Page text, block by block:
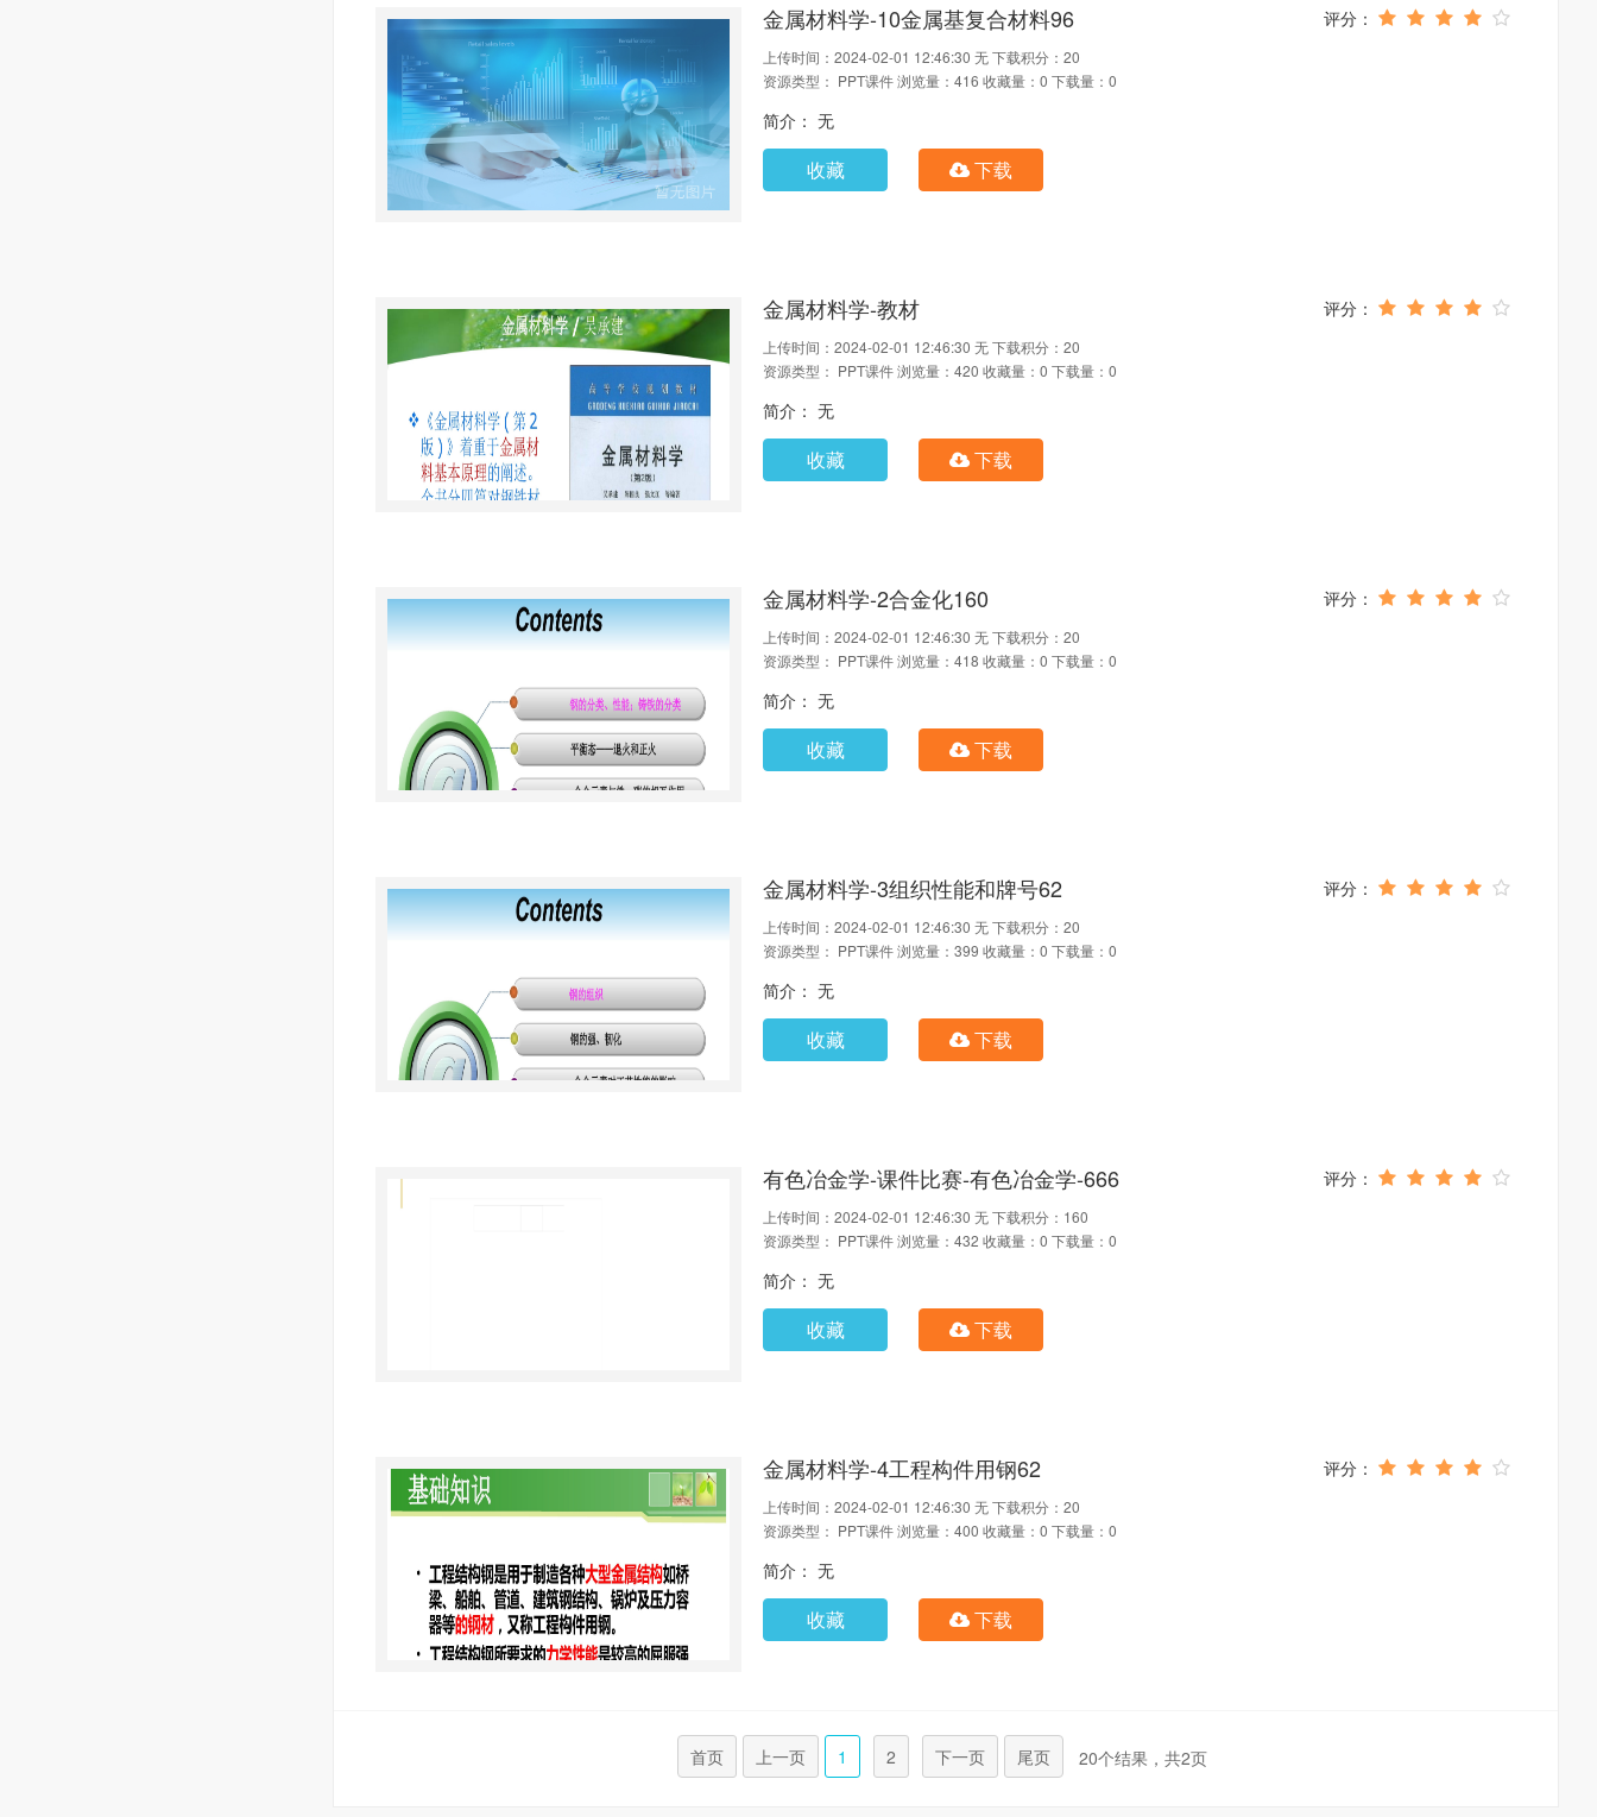
金属材料学-10金属基复合材料96
上传时间：2024-02-01 12:46:30 无下载积分：20
资源类型： PPT课件浏览量：416 收藏量：0 下载量：0
简介： 无
收藏 下载
金属材料学-教材
上传时间：2024-02-01 12:46:30 无下载积分：20
资源类型： PPT课件浏览量：420 收藏量：0 下载量：0
简介： 无
收藏 下载
金属材料学-2合金化160
上传时间：2024-02-01 12:46:30 无下载积分：20
资源类型： PPT课件浏览量：418 收藏量：0 下载量：0
简介： 无
收藏 下载
金属材料学-3组织性能和牌号62
上传时间：2024-02-01 12:46:30 无下载积分：20
资源类型： PPT课件浏览量：399 收藏量：0 下载量：0
简介： 无
收藏 下载
有色冶金学-课件比赛-有色冶金学-666
上传时间：2024-02-01 12:46:30 无下载积分：160
资源类型： PPT课件浏览量：432 收藏量：0 下载量：0
简介： 无
收藏 下载
金属材料学-4工程构件用钢62
上传时间：2024-02-01 12:46:30 无下载积分：20
资源类型： PPT课件浏览量：400 收藏量：0 下载量：0
简介： 无
收藏 下载
首页 上一页 1 2 下一页 尾页 20个结果，共2页